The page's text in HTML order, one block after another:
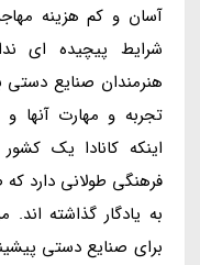
آسان و کم هزینه
شرایط پیچیده ای
هنرمندان صنایع دستی
تجربه و مهارت آنها
اینکه کانادا یک
فرهنگی طولانی دارد
به یادگار گذاشته
برای صنایع دستی